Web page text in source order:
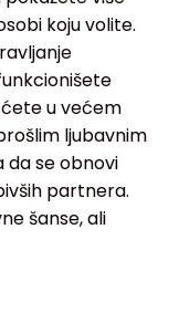
koju volite.
ćete u većem
ljubavnim
da se obnovi
partnera.
šanse, ali